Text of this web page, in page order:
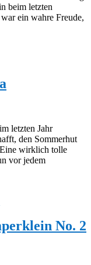
beim letzten
ein wahre Freude,
letzten Jahr
den Sommerhut
wirklich tolle
vor jedem
No. 2